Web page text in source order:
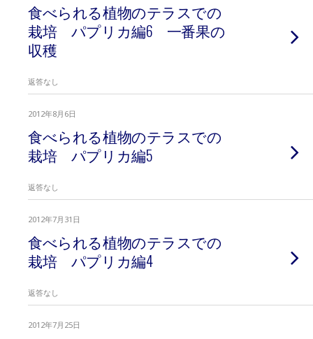
食べられる植物のテラスでの
栽培 パプリカ編6 一番果の
収穫
返答なし
2012年8月6日
食べられる植物のテラスでの
栽培 パプリカ編5
返答なし
2012年7月31日
食べられる植物のテラスでの
栽培 パプリカ編4
返答なし
2012年7月25日